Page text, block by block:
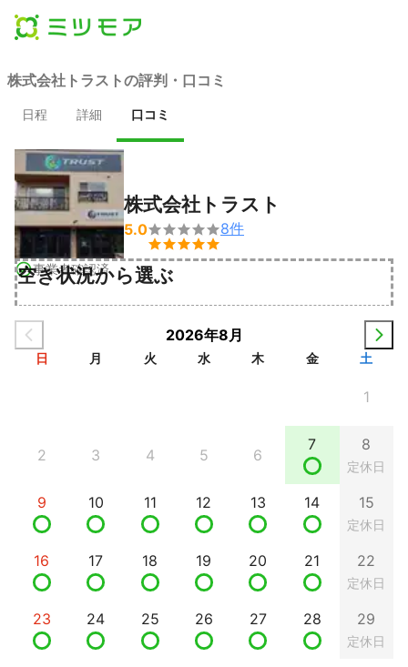
株式会社トラストの評判・口コミ
日程 詳細 口コミ
事業者確認済
株式会社トラスト
5.0

8件
空き状況から選ぶ
2026年8月
日 月 火 水 木 金 土
1
2 3 4 5 6
7 8
定休日
9 10 11 12 13 14 15
定休日
16 17 18 19 20 21 22
定休日
23 24 25 26 27 28 29
定休日